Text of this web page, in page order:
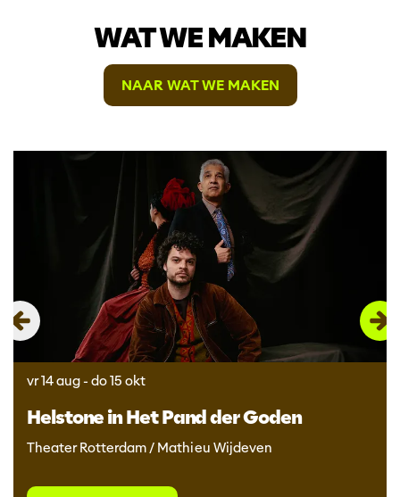
WAT WE MAKEN
NAAR WAT WE MAKEN
Helstone in Het Pand der Goden
Theater Rotterdam / Mathieu Wijdeven
vr 14 aug- do 15 okt